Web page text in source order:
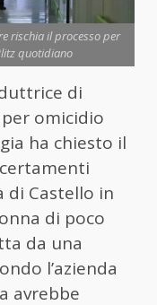
rischia il processo per
quotidiano
di
omicidio
ha chiesto il
di Castello in
di poco
da una
l’azienda
avrebbe